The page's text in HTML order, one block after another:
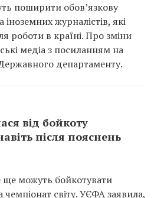
поширити обов’язкову
журналістів, які
роботи в країні. Про зміни
медіа з посиланням на
департаменту.
від бойкоту
після пояснень
ще можуть бойкотувати
світу. УЄФА заявила,